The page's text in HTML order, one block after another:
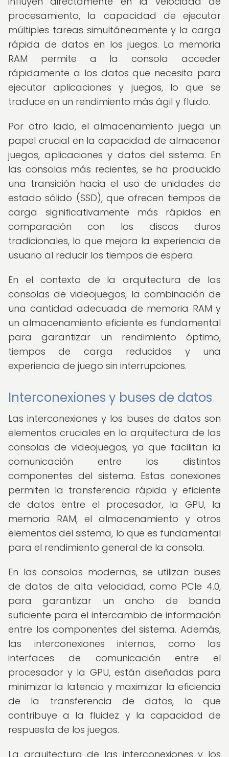
procesamiento, la capacidad de ejecutar
múltiples tareas simultáneamente y la carga
rápida de datos en los juegos. La memoria
RAM permite a la consola acceder
rápidamente a los datos que necesita para
ejecutar aplicaciones y juegos, lo que se
traduce en un rendimiento más ágil y fluido.
Por otro lado, el almacenamiento juega un
papel crucial en la capacidad de almacenar
juegos, aplicaciones y datos del sistema. En
las consolas más recientes, se ha producido
una transición hacia el uso de unidades de
estado sólido (SSD), que ofrecen tiempos de
carga significativamente más rápidos en
comparación con los discos duros
tradicionales, lo que mejora la experiencia de
usuario al reducir los tiempos de espera.
En el contexto de la arquitectura de las
consolas de videojuegos, la combinación de
una cantidad adecuada de memoria RAM y
un almacenamiento eficiente es fundamental
para garantizar un rendimiento óptimo,
tiempos de carga reducidos y una
experiencia de juego sin interrupciones.
Interconexiones y buses de datos
Las interconexiones y los buses de datos son
elementos cruciales en la arquitectura de las
consolas de videojuegos, ya que facilitan la
comunicación entre los distintos
componentes del sistema. Estas conexiones
permiten la transferencia rápida y eficiente
de datos entre el procesador, la GPU, la
memoria RAM, el almacenamiento y otros
elementos del sistema, lo que es fundamental
para el rendimiento general de la consola.
En las consolas modernas, se utilizan buses
de datos de alta velocidad, como PCIe 4.0,
para garantizar un ancho de banda
suficiente para el intercambio de información
entre los componentes del sistema. Además,
las interconexiones internas, como las
interfaces de comunicación entre el
procesador y la GPU, están diseñadas para
minimizar la latencia y maximizar la eficiencia
de la transferencia de datos, lo que
contribuye a la fluidez y la capacidad de
respuesta de los juegos.
La arquitectura de las interconexiones y los